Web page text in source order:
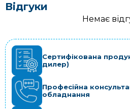
Відгуки
Немає
Сертифікована
дилер)
Професійна
обладнання